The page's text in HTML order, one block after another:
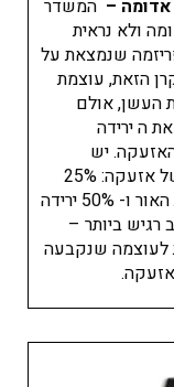
– המשדר
ולא נראית
שנמצאת על
הזאת, עוצמת
העשן, אולם
ה ירידה
יש
אפשרות לכוון את הלגאי לשלוש רמות של אזעקה: 25%
ירידה בעוצמת האור, 35% ירידה בעוצמת האור ו- 50% ירידה
על מצב רגיש ביותר –
לעוצמה שנקבעה